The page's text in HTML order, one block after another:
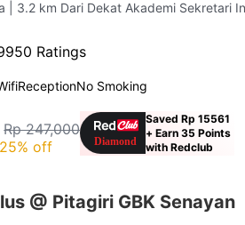
| 3.2 km Dari Dekat Akademi Sekretari
Ratings
ReceptionNo Smoking
Rp 247,000
25% off
Saved Rp 15561
+ Earn 35 Points
with Redclub
@ Pitagiri GBK Senayan